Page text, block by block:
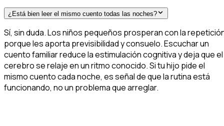
¿Está bien leer el mismo cuento todas las noches?
Sí, sin duda. Los niños pequeños prosperan con la
porque les aporta previsibilidad y consuelo. Escuchar un
cuento familiar reduce la estimulación cognitiva y deja que el
cerebro se relaje en un ritmo conocido. Si tu hijo pide el
mismo cuento cada noche, es señal de que la rutina está
funcionando, no un problema que arreglar.